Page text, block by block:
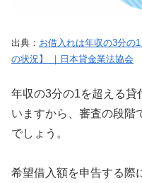
出典： お借入れは年収の3分の
の状況】 ｜日本貸金業法協会
年収の3分の1を超える貸
いますから、審査の段階
でしょう。
希望借入額を申告する際